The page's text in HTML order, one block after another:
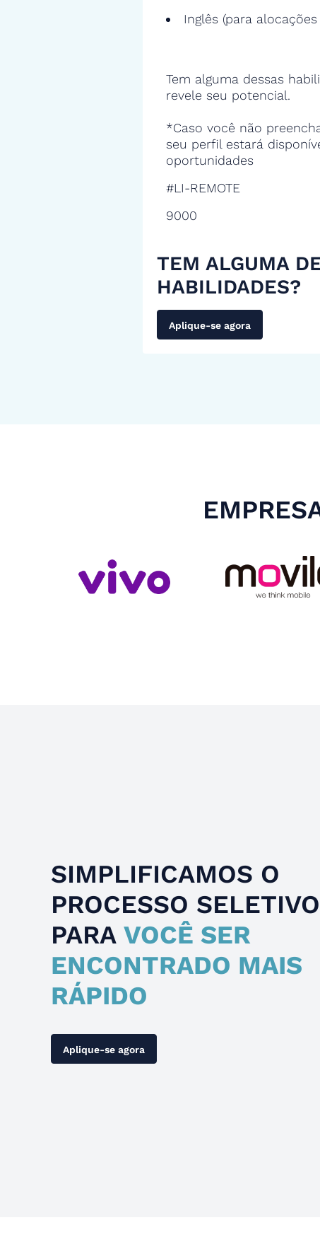
Inglês (para
Tem alguma dessas
revele seu potencial.
*Caso você não
seu perfil estará
oportunidades
#LI-REMOTE
9000
TEM ALGUMA
HABILIDADES?
Aplique-se agora
SIMPLIFICAMOS O
PROCESSO SELETIVO
PARA VOCÊ SER
ENCONTRADO MAIS
RÁPIDO
Aplique-se agora